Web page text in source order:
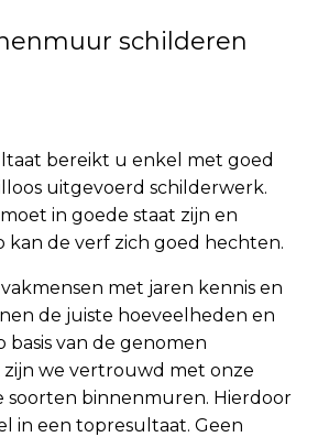
schilderen
bereikt u enkel met goed
uitgevoerd schilderwerk.
in goede staat zijn en
kan de verf zich goed hechten.
met jaren kennis en
de juiste hoeveelheden en
van de genomen
we vertrouwd met onze
soorten binnenmuren. Hierdoor
in een topresultaat. Geen